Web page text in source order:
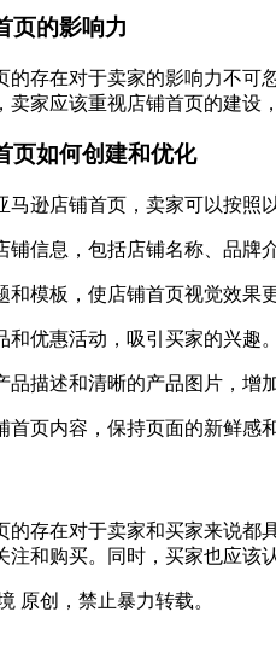
页的影响力
的存在对于卖家的影响力不可
卖家应该重视店铺首页的建设
页如何创建和优化
马逊店铺首页，卖家可以按照
铺信息，包括店铺名称、品牌
和模板，使店铺首页视觉效果
和优惠活动，吸引买家的兴趣。
品描述和清晰的产品图片，增
首页内容，保持页面的新鲜感
的存在对于卖家和买家来说都
注和购买。同时，买家也应该
原创，禁止暴力转载。